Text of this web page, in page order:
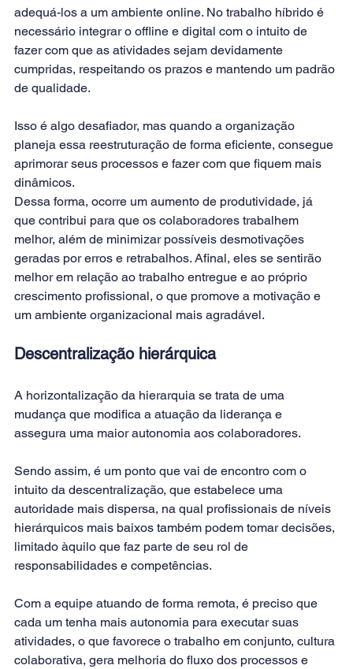
adequá-los a um ambiente online. No trabalho híbrido é
necessário integrar o offline e digital com o intuito de
fazer com que as atividades sejam devidamente
cumpridas, respeitando os prazos e mantendo um padrão
de qualidade.
Isso é algo desafiador, mas quando a organização
planeja essa reestruturação de forma eficiente, consegue
aprimorar seus processos e fazer com que fiquem mais
dinâmicos.
Dessa forma, ocorre um aumento de produtividade, já
que contribui para que os colaboradores trabalhem
melhor, além de minimizar possíveis desmotivações
geradas por erros e retrabalhos. Afinal, eles se sentirão
melhor em relação ao trabalho entregue e ao próprio
crescimento profissional, o que promove a motivação e
um ambiente organizacional mais agradável.
Descentralização hierárquica
A horizontalização da hierarquia se trata de uma
mudança que modifica a atuação da liderança e
assegura uma maior autonomia aos colaboradores.
Sendo assim, é um ponto que vai de encontro com o
intuito da descentralização, que estabelece uma
autoridade mais dispersa, na qual profissionais de níveis
hierárquicos mais baixos também podem tomar decisões,
limitado àquilo que faz parte de seu rol de
responsabilidades e competências.
Com a equipe atuando de forma remota, é preciso que
cada um tenha mais autonomia para executar suas
atividades, o que favorece o trabalho em conjunto, cultura
colaborativa, gera melhoria do fluxo dos processos e